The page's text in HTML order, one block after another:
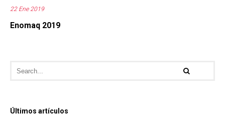
22 Ene 2019
Enomaq 2019
Últimos artículos